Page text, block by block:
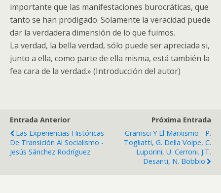
importante que las manifestaciones burocráticas, que
tanto se han prodigado. Solamente la veracidad puede
dar la verdadera dimensión de lo que fuimos.
La verdad, la bella verdad, sólo puede ser apreciada si,
junto a ella, como parte de ella misma, está también la
fea cara de la verdad.» (Introducción del autor)
Entrada Anterior
Las Experiencias Históricas
De Transición Al Socialismo -
Jesús Sánchez Rodríguez
Próxima Entrada
Gramsci Y El Marxismo - P.
Togliatti, G. Della Volpe, C.
Luporini, U. Cerroni. J.T.
Desanti, N. Bobbio